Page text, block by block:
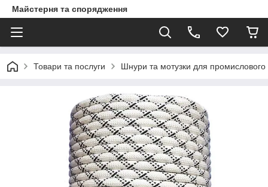
Майстерня та спорядження
Товари та послуги Шнури та мотузки для промислового